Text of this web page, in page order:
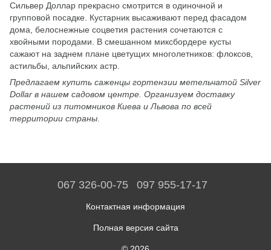
Сильвер Доллар прекрасно смотрится в одиночной и
групповой посадке. Кустарник высаживают перед фасадом
дома, белоснежные соцветия растения сочетаются с
хвойными породами. В смешанном миксбордере кусты
сажают на заднем плане цветущих многолетников: флоксов,
астильбы, альпийских астр.
Предлагаем купить саженцы гортензии метельчатой Silver
Dollar в нашем садовом центре. Организуем доставку
растений из питомников Киева и Львова по всей
территории страны.
067 326-00-75 097 955-17-17
Контактная информация
Полная версия сайта